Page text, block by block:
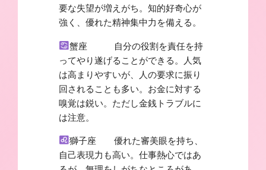
要な失望が増えがち。知的好奇心が
強く、優れた精神集中力を備える。
蟹座 自分の役割を責任を持
ってやり遂げることができる。人気
は高まりやすいが、人の要求に振り
回されることも多い。お金に対する
嗅覚は鋭い。ただし金銭トラブルに
は注意。
獅子座 優れた審美眼を持ち、
自己表現力も高い。仕事熱心ではあ